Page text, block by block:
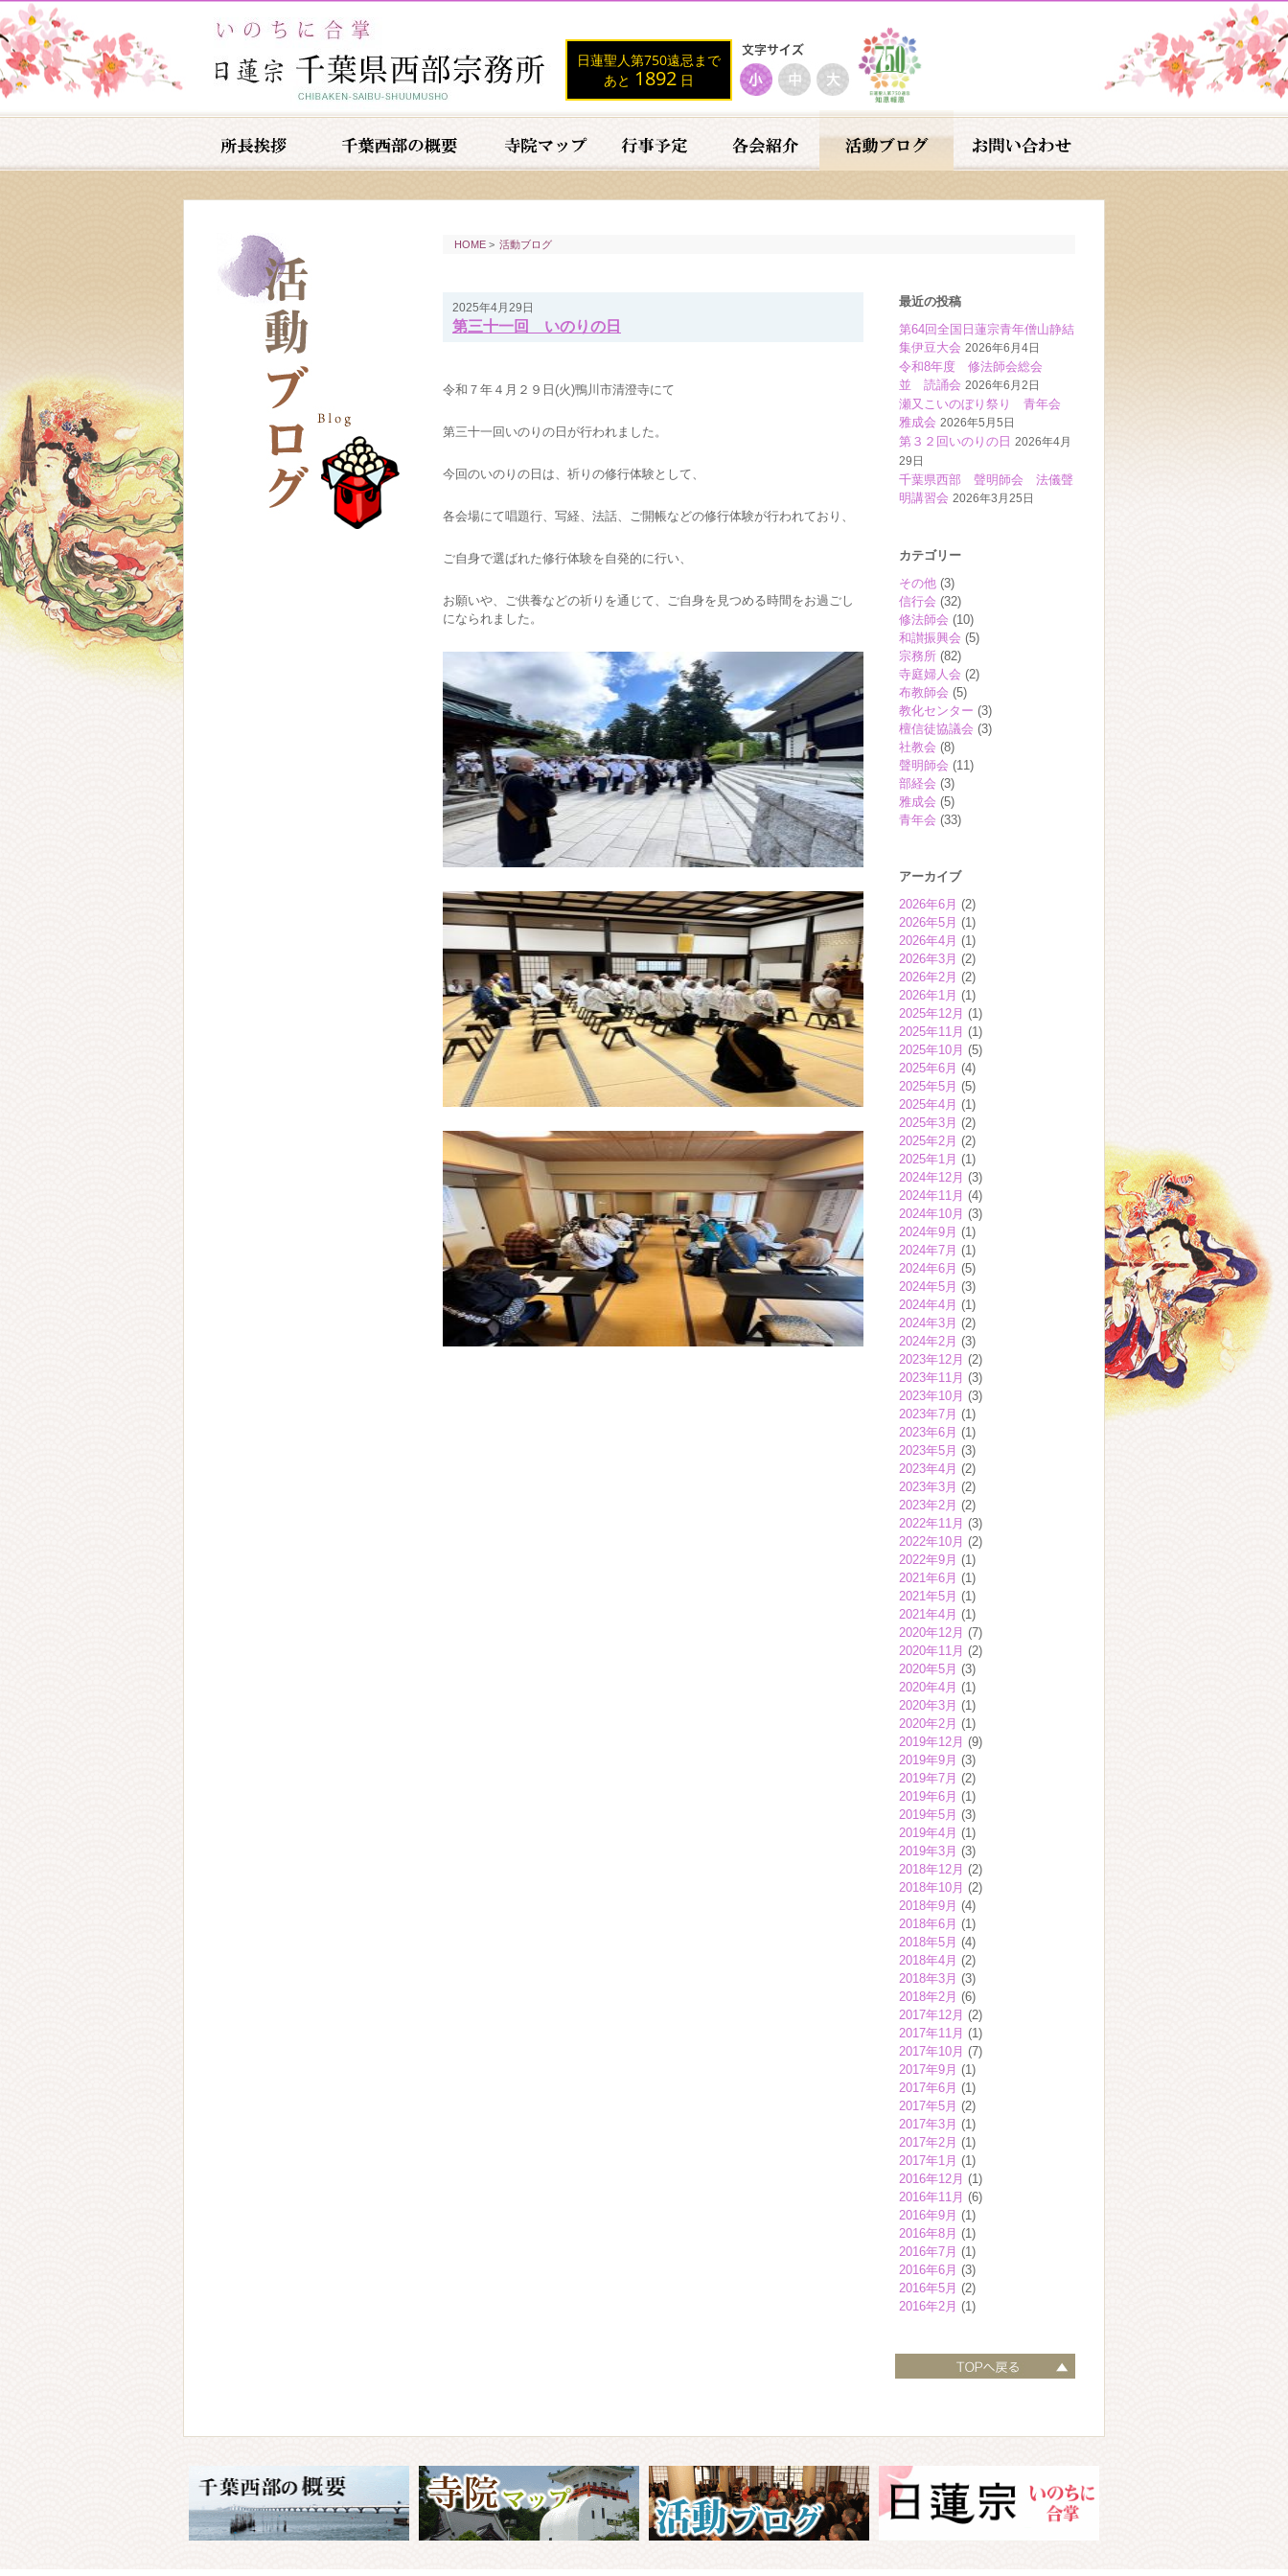
日蓮聖人第750遠忌まで
あと 1892 日
HOME > 活動ブログ
最近の投稿
第64回全国日蓮宗青年僧山静結
集伊豆大会 2026年6月4日
令和8年度 修法師会総会
並 読誦会 2026年6月2日
瀬又こいのぼり祭り 青年会
雅成会 2026年5月5日
第３２回いのりの日 2026年4月
29日
千葉県西部 聲明師会 法儀聲
明講習会 2026年3月25日
カテゴリー
その他 (3)
信行会 (32)
修法師会 (10)
和讃振興会 (5)
宗務所 (82)
寺庭婦人会 (2)
布教師会 (5)
教化センター (3)
檀信徒協議会 (3)
社教会 (8)
聲明師会 (11)
部経会 (3)
雅成会 (5)
青年会 (33)
アーカイブ
2026年6月 (2)
2026年5月 (1)
2026年4月 (1)
2026年3月 (2)
2026年2月 (2)
2026年1月 (1)
2025年12月 (1)
2025年11月 (1)
2025年10月 (5)
2025年6月 (4)
2025年5月 (5)
2025年4月 (1)
2025年3月 (2)
2025年2月 (2)
2025年1月 (1)
2024年12月 (3)
2024年11月 (4)
2024年10月 (3)
2024年9月 (1)
2024年7月 (1)
2024年6月 (5)
2024年5月 (3)
2024年4月 (1)
2024年3月 (2)
2024年2月 (3)
2023年12月 (2)
2023年11月 (3)
2023年10月 (3)
2023年7月 (1)
2023年6月 (1)
2023年5月 (3)
2023年4月 (2)
2023年3月 (2)
2023年2月 (2)
2022年11月 (3)
2022年10月 (2)
2022年9月 (1)
2021年6月 (1)
2021年5月 (1)
2021年4月 (1)
2020年12月 (7)
2020年11月 (2)
2020年5月 (3)
2020年4月 (1)
2020年3月 (1)
2020年2月 (1)
2019年12月 (9)
2019年9月 (3)
2019年7月 (2)
2019年6月 (1)
2019年5月 (3)
2019年4月 (1)
2019年3月 (3)
2018年12月 (2)
2018年10月 (2)
2018年9月 (4)
2018年6月 (1)
2018年5月 (4)
2018年4月 (2)
2018年3月 (3)
2018年2月 (6)
2017年12月 (2)
2017年11月 (1)
2017年10月 (7)
2017年9月 (1)
2017年6月 (1)
2017年5月 (2)
2017年3月 (1)
2017年2月 (1)
2017年1月 (1)
2016年12月 (1)
2016年11月 (6)
2016年9月 (1)
2016年8月 (1)
2016年7月 (1)
2016年6月 (3)
2016年5月 (2)
2016年2月 (1)
2025年4月29日
第三十一回 いのりの日
令和７年４月２９日(火)鴨川市清澄寺にて
第三十一回いのりの日が行われました。
今回のいのりの日は、祈りの修行体験として、
各会場にて唱題行、写経、法話、ご開帳などの修行体験が行われており、
ご自身で選ばれた修行体験を自発的に行い、
お願いや、ご供養などの祈りを通じて、ご自身を見つめる時間をお過ごし
になられました。